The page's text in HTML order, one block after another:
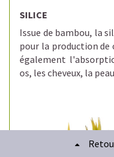
SILICE
Issue de bambou, la
pour la production
également
os, les cheveux, la